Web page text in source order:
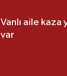
Vanlı aile kaza
var